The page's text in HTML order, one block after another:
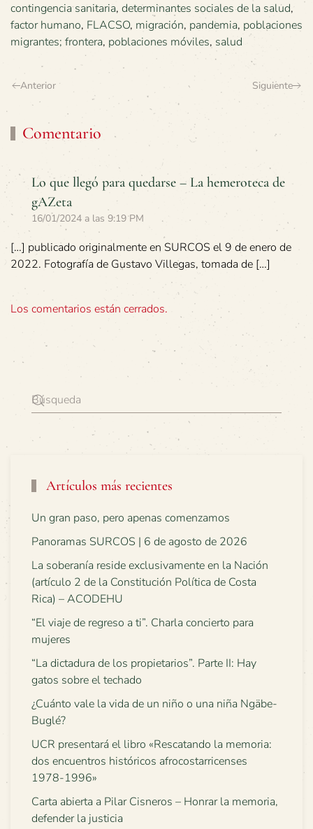
contingencia sanitaria, determinantes sociales de la salud,
factor humano, FLACSO, migración, pandemia, poblaciones
migrantes; frontera, poblaciones móviles, salud
Anterior Siguiente
Comentario
Lo que llegó para quedarse – La hemeroteca de
gAZeta
16/01/2024 a las 9:19 PM
[…] publicado originalmente en SURCOS el 9 de enero de
2022. Fotografía de Gustavo Villegas, tomada de […]
Los comentarios están cerrados.
Artículos más recientes
Un gran paso, pero apenas comenzamos
Panoramas SURCOS | 6 de agosto de 2026
La soberanía reside exclusivamente en la Nación
(artículo 2 de la Constitución Política de Costa
Rica) – ACODEHU
“El viaje de regreso a ti”. Charla concierto para
mujeres
“La dictadura de los propietarios”. Parte II: Hay
gatos sobre el techado
¿Cuánto vale la vida de un niño o una niña Ngäbe-
Buglé?
UCR presentará el libro «Rescatando la memoria:
dos encuentros históricos afrocostarricenses
1978-1996»
Carta abierta a Pilar Cisneros – Honrar la memoria,
defender la justicia